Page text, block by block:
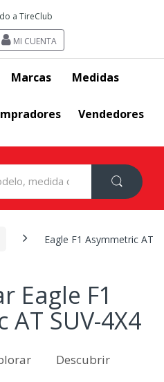
a TireClub
MI CUENTA
Marcas Medidas
Vendedores
Eagle F1 Asymmetric AT
Eagle F1
SUV-4X4
Descubrir